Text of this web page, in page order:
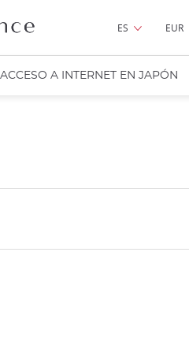
ES EUR
ACCESO A INTERNET EN JAPÓN